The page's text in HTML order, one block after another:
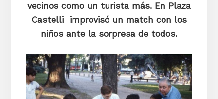
vecinos como un turista más. En Plaza
Castelli improvisó un match con los
niños ante la sorpresa de todos.